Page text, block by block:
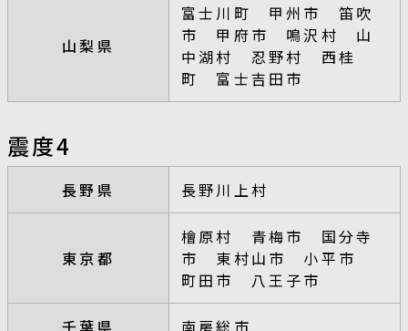
山梨県
富士川町 甲州市 笛吹
市 甲府市 鳴沢村 山
中湖村 忍野村 西桂
町 富士吉田市
震度4
長野県 長野川上村
東京都
檜原村 青梅市 国分寺
市 東村山市 小平市
町田市 八王子市
千葉県 南房総市